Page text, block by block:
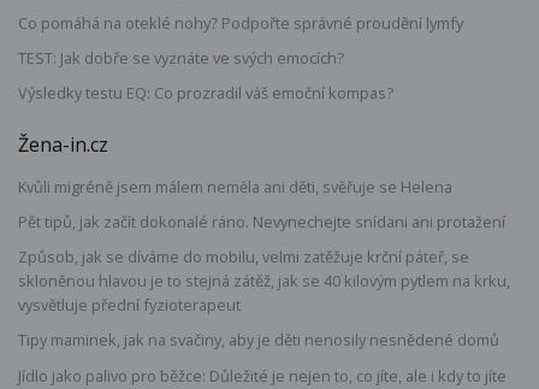
Co pomáhá na oteklé nohy? Podpořte správné proudění lymfy
TEST: Jak dobře se vyznáte ve svých emocích?
Výsledky testu EQ: Co prozradil váš emoční kompas?
Žena-in.cz
Kvůli migréně jsem málem neměla ani děti, svěřuje se Helena
Pět tipů, jak začít dokonalé ráno. Nevynechejte snídani ani protažení
Způsob, jak se díváme do mobilu, velmi zatěžuje krční páteř, se
skloněnou hlavou je to stejná zátěž, jak se 40 kilovým pytlem na krku,
vysvětluje přední fyzioterapeut
Tipy maminek, jak na svačiny, aby je děti nenosily nesnědené domů
Jídlo jako palivo pro běžce: Důležité je nejen to, co jíte, ale i kdy to jíte